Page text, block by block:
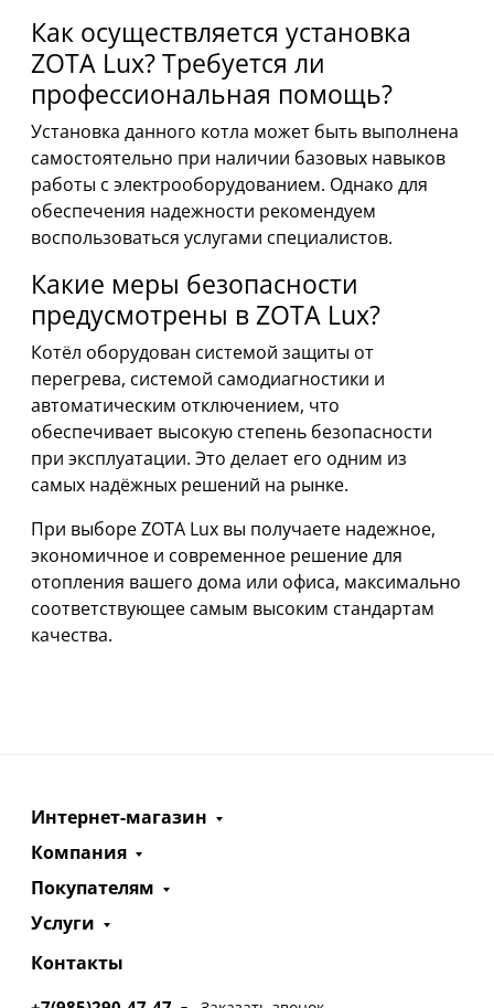
Как осуществляется установка
ZOTA Lux? Требуется ли
профессиональная помощь?
Установка данного котла может быть выполнена
самостоятельно при наличии базовых навыков
работы с электрооборудованием. Однако для
обеспечения надежности рекомендуем
воспользоваться услугами специалистов.
Какие меры безопасности
предусмотрены в ZOTA Lux?
Котёл оборудован системой защиты от
перегрева, системой самодиагностики и
автоматическим отключением, что
обеспечивает высокую степень безопасности
при эксплуатации. Это делает его одним из
самых надёжных решений на рынке.
При выборе ZOTA Lux вы получаете надежное,
экономичное и современное решение для
отопления вашего дома или офиса, максимально
соответствующее самым высоким стандартам
качества.
Интернет-магазин
Компания
Покупателям
Услуги
Контакты